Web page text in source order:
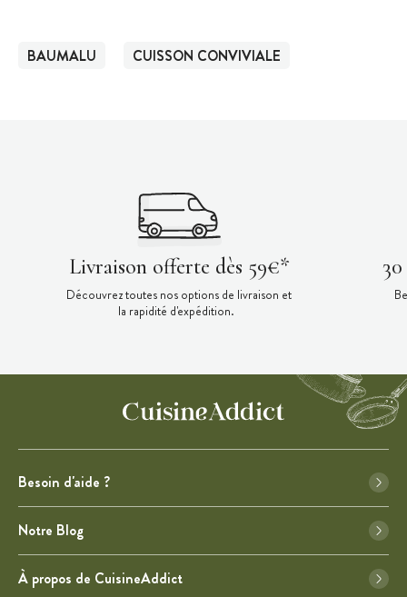
BAUMALU CUISSON CONVIVIALE
Livraison offerte dès 59€*
Découvrez toutes nos options de livraison et
la rapidité d'expédition.
Besoin d'aide ?
Notre Blog
À propos de CuisineAddict